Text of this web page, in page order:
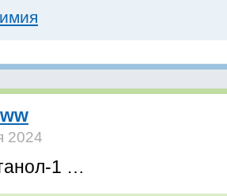
2024
1 …